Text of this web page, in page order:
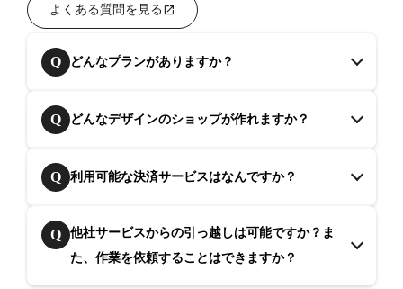
よくある質問を見る
Q どんなプランがありますか？
Q どんなデザインのショップが作れますか？
Q 利用可能な決済サービスはなんですか？
Q
他社サービスからの引っ越しは可能ですか？ま
た、作業を依頼することはできますか？